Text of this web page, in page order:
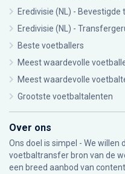
Eredivisie (NL) - Bevestigde
Eredivisie (NL) -
Beste voetballers
Meest waardevolle
Meest waardevolle
Grootste voetbaltalenten
Over ons
Ons doel is simpel - We
voetbaltransfer bron van de
een breed aanbod van